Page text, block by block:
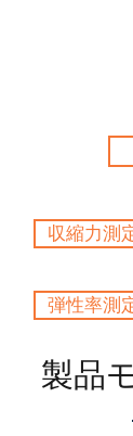
収縮力測
弾性率測
製品